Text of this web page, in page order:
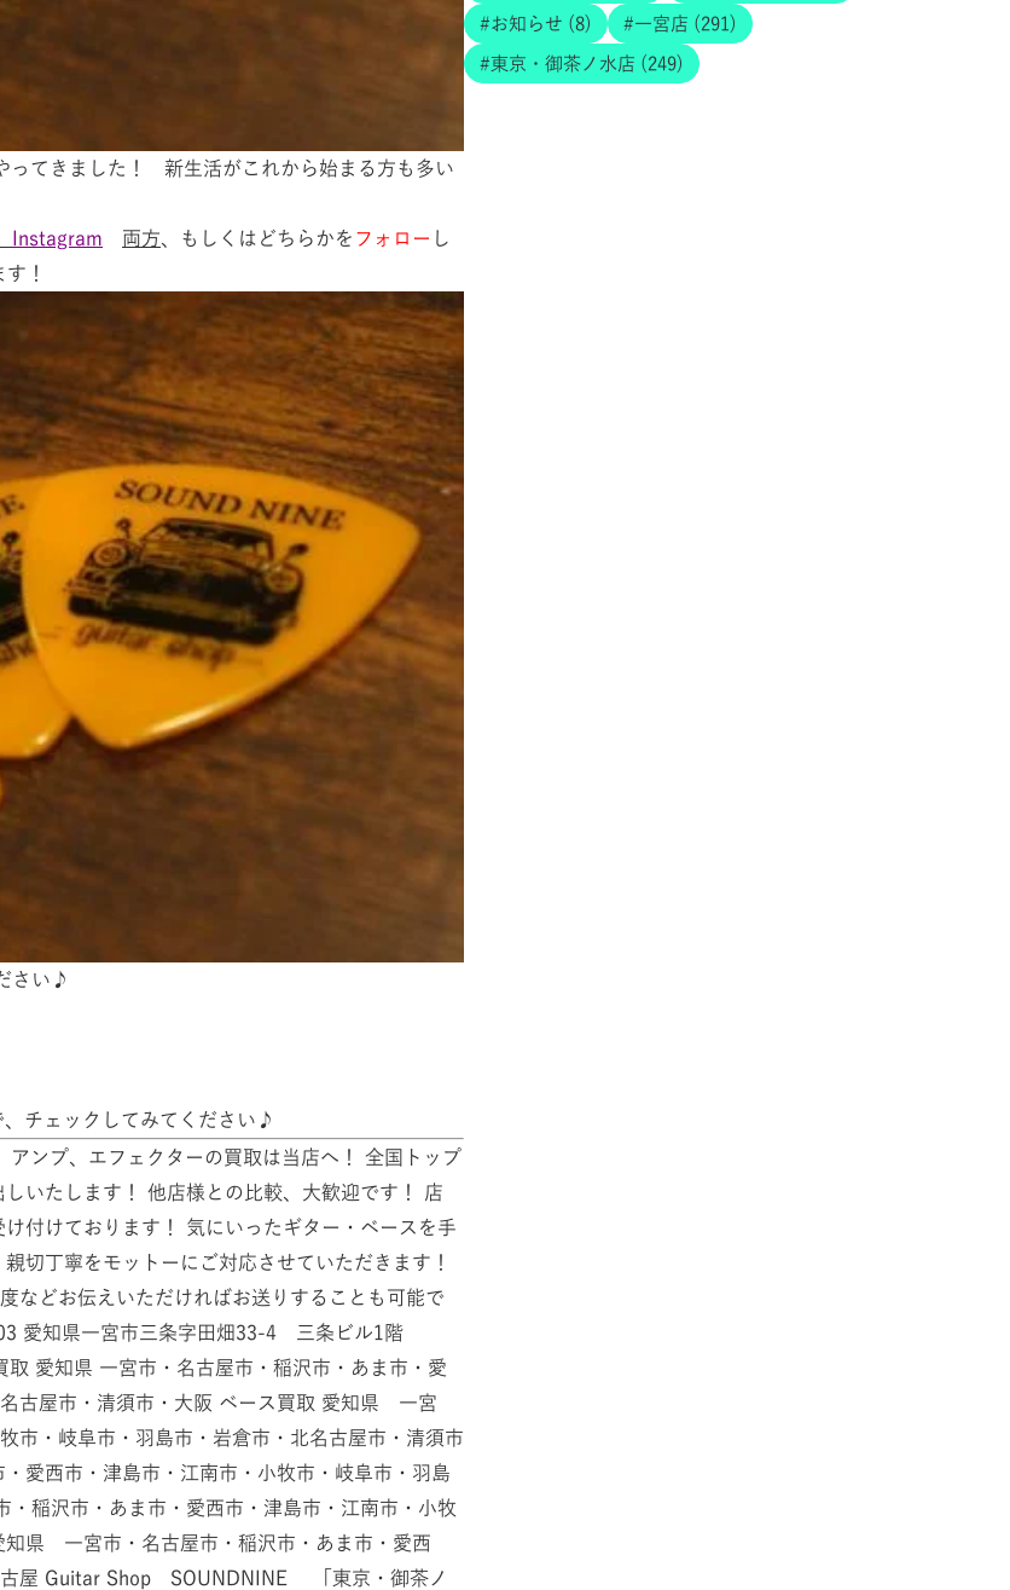
てきました！ 新生活がこれから始まる方も多い
Instagram 両方 、もしくはどちらかを フォロー し
！
さい♪
チェックしてみてください♪
ンプ、エフェクターの買取は当店へ！ 全国トップ
いたします！ 他店様との比較、大歓迎です！ 店
付けております！ 気にいったギター・ベースを手
切丁寧をモットーにご対応させていただきます！
などお伝えいただければお送りすることも可能で
愛知県一宮市三条字田畑33-4 三条ビル1階
愛知県 一宮市・名古屋市・稲沢市・あま市・愛
古屋市・清須市・大阪 ベース買取 愛知県 一宮
市・岐阜市・羽島市・岩倉市・北名古屋市・清須市
愛西市・津島市・江南市・小牧市・岐阜市・羽島
稲沢市・あま市・愛西市・津島市・江南市・小牧
県 一宮市・名古屋市・稲沢市・あま市・愛西
古屋 Guitar Shop SOUNDNINE 「東京・御茶ノ
お知らせ (8) 一宮店 (291)
東京・御茶ノ水店 (249)